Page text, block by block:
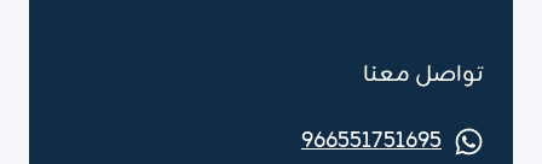
تواصل معنا
966551751695